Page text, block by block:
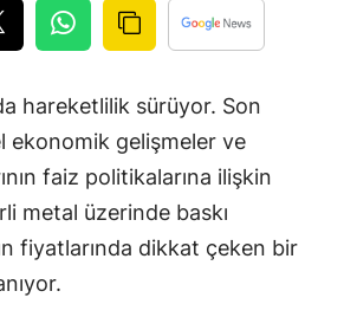
hareketlilik sürüyor. Son
ekonomik gelişmeler ve
faiz politikalarına ilişkin
metal üzerinde baskı
fiyatlarında dikkat çeken bir